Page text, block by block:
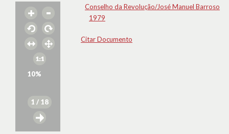
10%
1 / 18
Conselho da Revolução/José Manuel Barroso
1979
Citar Documento